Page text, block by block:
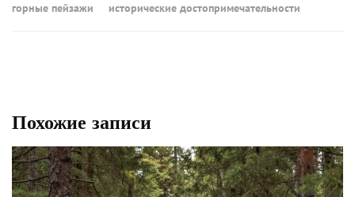
горные пейзажи
исторические достопримечательности
Похожие записи